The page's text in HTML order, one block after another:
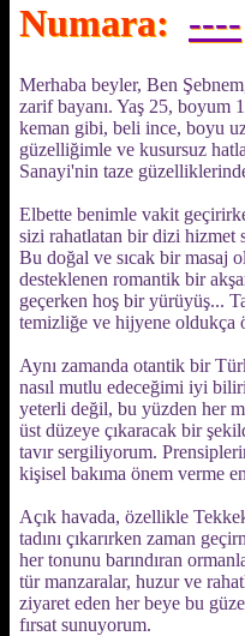
Numara: ----
Merhaba beyler, Ben
zarif bayanı. Yaş 25,
keman gibi, beli ince, boyu
güzelliğimle ve kusursuz
Sanayi'nin taze
Elbette benimle vakit
sizi rahatlatan bir dizi hizmet
Bu doğal ve sıcak bir masaj
desteklenen romantik bir
geçerken hoş bir yürüyüş...
temizliğe ve hijyene oldukça
Aynı zamanda otantik bir
nasıl mutlu edeceğimi iyi
yeterli değil, bu yüzden her
üst düzeye çıkaracak bir
tavır sergiliyorum.
kişisel bakıma önem verme
Açık havada, özellikle
tadını çıkarırken zaman
her tonunu barındıran
tür manzaralar, huzur ve
ziyaret eden her beye bu
fırsat sunuyorum.